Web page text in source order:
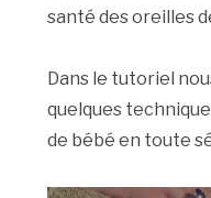
santé des oreilles
Dans le tutoriel
quelques
de bébé en toute